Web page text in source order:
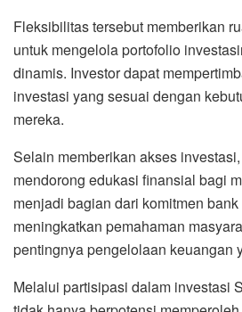
Fleksibilitas tersebut memberikan
untuk mengelola portofolio
dinamis. Investor dapat
investasi yang sesuai dengan
mereka.
Selain memberikan akses
mendorong edukasi finansial bagi
menjadi bagian dari komitmen bank
meningkatkan pemahaman
pentingnya pengelolaan keuangan
Melalui partisipasi dalam investasi